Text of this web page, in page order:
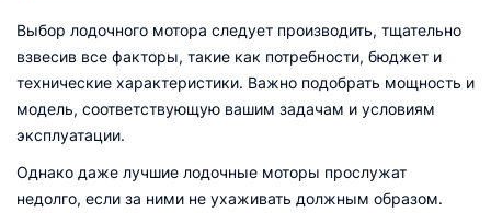
Выбор лодочного мотора следует производить, тщательно
взвесив все факторы, такие как потребности, бюджет и
технические характеристики. Важно подобрать мощность и
модель, соответствующую вашим задачам и условиям
эксплуатации.
Однако даже лучшие лодочные моторы прослужат
недолго, если за ними не ухаживать должным образом.